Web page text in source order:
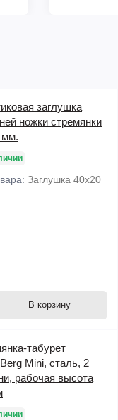
заглушка
ножки стремянки
мм.
Заглушка 40х20
В корзину
табурет
Mini, сталь, 2
рабочая высота